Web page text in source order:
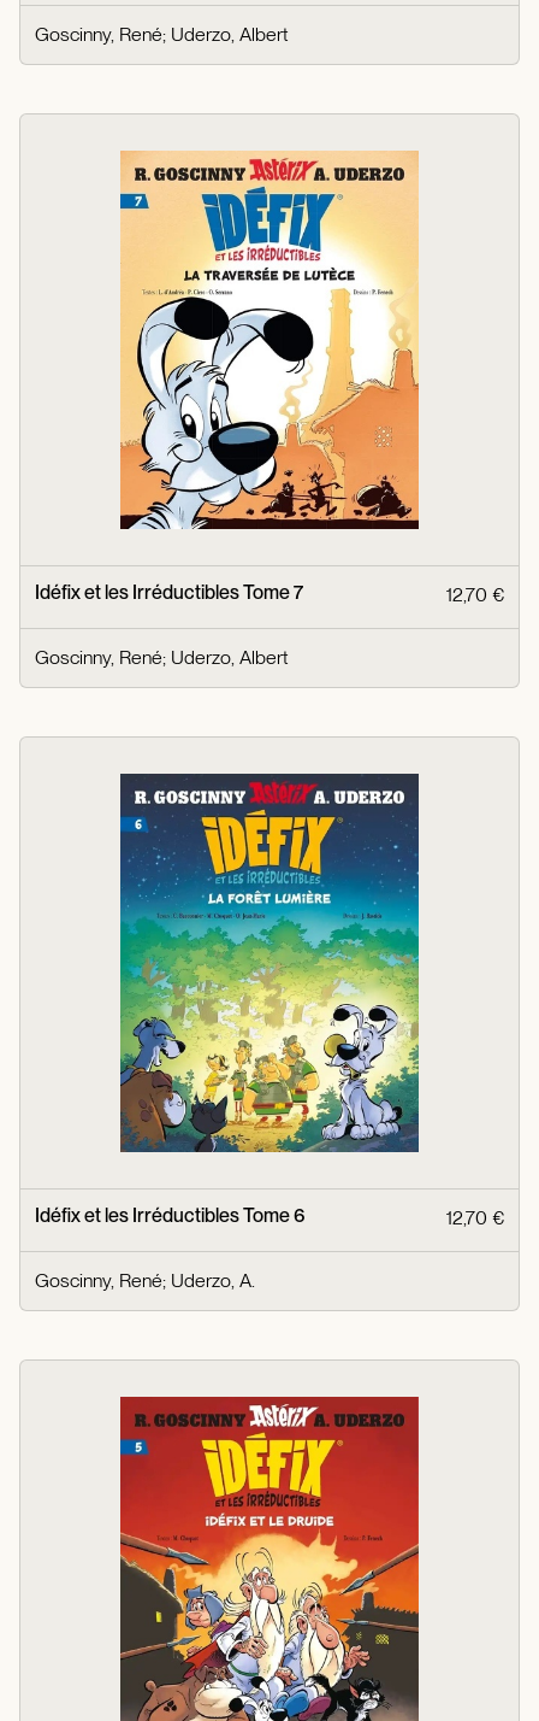
Goscinny, René; Uderzo, Albert
Idéfix et les Irréductibles Tome 7 12,70 €
Goscinny, René; Uderzo, Albert
Idéfix et les Irréductibles Tome 6 12,70 €
Goscinny, René; Uderzo, A.